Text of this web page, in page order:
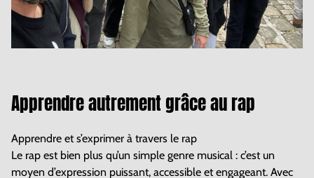
Apprendre autrement grâce au rap
Apprendre et s’exprimer à travers le rap
Le rap est bien plus qu’un simple genre musical : c’est un
moyen d’expression puissant, accessible et engageant. Avec